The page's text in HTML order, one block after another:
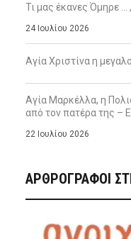
Τι μας έκανες Όμηρε …
24 Ιουλίου 2026
Αγία Χριστίνα η
Αγία Μαρκέλλα, η
από τον πατέρα της –
22 Ιουλίου 2026
ΑΡΘΡΟΓΡΑΦΟΙ